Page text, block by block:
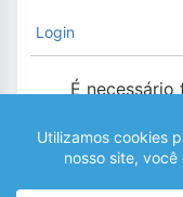
Login
É
0 COMENTÁRIOS